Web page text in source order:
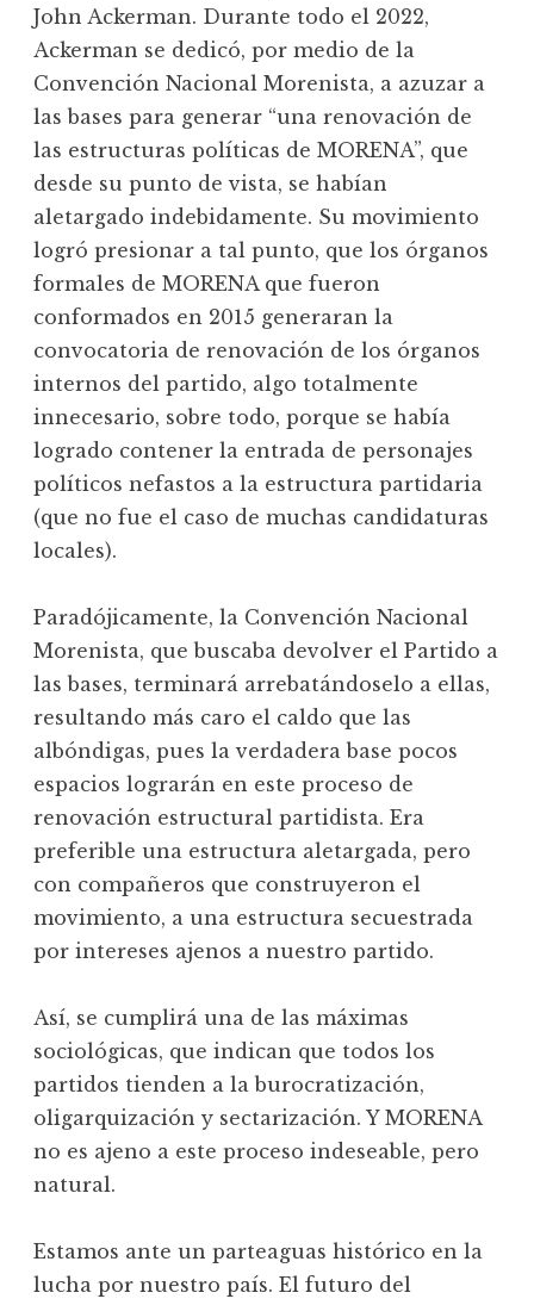
John Ackerman. Durante todo el 2022,
Ackerman se dedicó, por medio de la
Convención Nacional Morenista, a azuzar a
las bases para generar “una renovación de
las estructuras políticas de MORENA”, que
desde su punto de vista, se habían
aletargado indebidamente. Su movimiento
logró presionar a tal punto, que los órganos
formales de MORENA que fueron
conformados en 2015 generaran la
convocatoria de renovación de los órganos
internos del partido, algo totalmente
innecesario, sobre todo, porque se había
logrado contener la entrada de personajes
políticos nefastos a la estructura partidaria
(que no fue el caso de muchas candidaturas
locales).
Paradójicamente, la Convención Nacional
Morenista, que buscaba devolver el Partido a
las bases, terminará arrebatándoselo a ellas,
resultando más caro el caldo que las
albóndigas, pues la verdadera base pocos
espacios lograrán en este proceso de
renovación estructural partidista. Era
preferible una estructura aletargada, pero
con compañeros que construyeron el
movimiento, a una estructura secuestrada
por intereses ajenos a nuestro partido.
Así, se cumplirá una de las máximas
sociológicas, que indican que todos los
partidos tienden a la burocratización,
oligarquización y sectarización. Y MORENA
no es ajeno a este proceso indeseable, pero
natural.
Estamos ante un parteaguas histórico en la
lucha por nuestro país. El futuro del